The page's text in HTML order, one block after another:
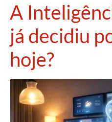
A
já decidiu
hoje?